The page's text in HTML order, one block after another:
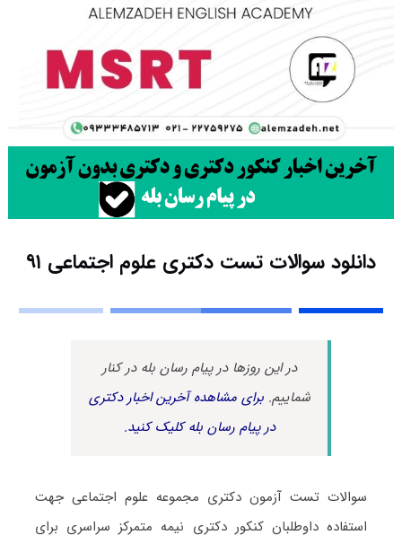
دانلود سوالات تست دکتری علوم اجتماعی ۹۱
در این روزها در پیام رسان بله در کنار
شماییم.برای مشاهده آخرین اخبار دکتری
در پیام رسان بله کلیک کنید.
سوالات تست آزمون دکتری مجموعه علوم اجتماعی جهت
استفاده داوطلبان کنکور دکتری نیمه متمرکز سراسری برای